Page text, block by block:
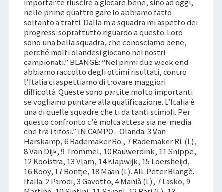
importante riuscire a giocare bene, sino ad oggi,
nelle prime quattro gare lo abbiamo fatto
soltanto a tratti. Dalla mia squadra mi aspetto dei
progressi soprattutto riguardo a questo. Loro
sono una bella squadra, che conosciamo bene,
perché molti olandesi giocano nei nostri
campionati.” BLANGÈ: “Nei primi due week end
abbiamo raccolto degli ottimi risultati, contro
l’Italia ci aspettiamo di trovare maggiori
difficoltà. Queste sono partite molto importanti
se vogliamo puntare alla qualificazione. L’Italia è
una di quelle squadre che ti da tanti stimoli. Per
questo confronto c’è molta attesa sia nei media
che tra i tifosi.” IN CAMPO - Olanda: 3 Van
Harskamp, 6 Rademaker Ro., 7 Rademaker Ri. (L),
8 Van Dijk, 9 Trommel, 10 Rauwerdink, 11 Snippe,
12 Kooistra, 13 Vlam, 14 Klapwijk, 15 Loersheijd,
16 Kooy, 17 Bontje, 18 Maan (L). All. Peter Blangè.
Italia: 2 Parodi, 3 Gavotto, 4 Manià (L), 7 Lasko, 9